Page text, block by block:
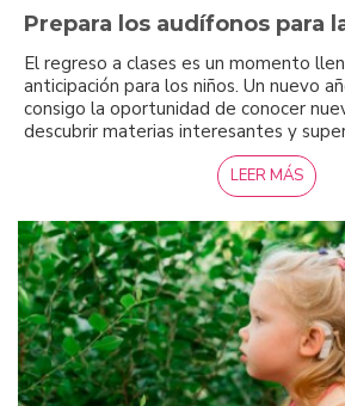
Prepara los audífonos para
El regreso a clases es un momento
anticipación para los niños. Un nuevo
consigo la oportunidad de conocer
descubrir materias interesantes y
LEER MÁS